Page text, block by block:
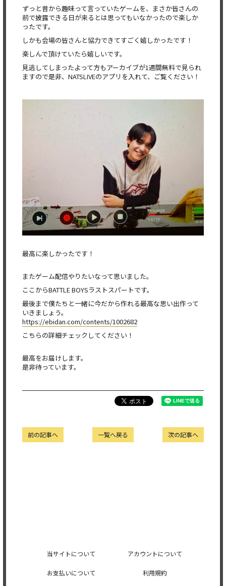
ずっと昔から趣味って言っていたゲームを、まさか皆さんの
前で披露できる日が来るとは思ってもいなかったので楽しか
ったです。
しかも会場の皆さんと協力できてすごく嬉しかったです！
楽しんで頂けていたら嬉しいです。
見逃してしまったよって方もアーカイブが1週間無料で見られ
ますので是非、NATSLIVEのアプリを入れて、ご覧ください！
最高に楽しかったです！
またゲーム配信やりたいなって思いました。
ここからBATTLE BOYSラストスパートです。
最後まで僕たちと一緒に今だから作れる最高な思い出作って
いきましょう。
https://ebidan.com/contents/1002682
こちらの詳細チェックしてください！
最高をお届けします。
是非待っています。
次の記事へ
一覧へ戻る
前の記事へ
当サイトについて アカウントについて
お支払いについて 利用規約